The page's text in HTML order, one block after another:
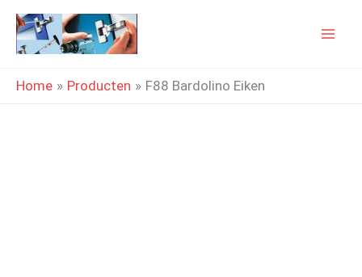
naar
inhoud
Home Producten F88 Bardolino Eiken